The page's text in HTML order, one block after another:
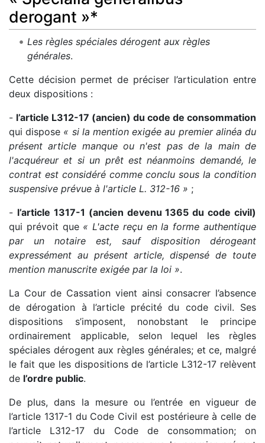
derogant »*
Les règles spéciales dérogent aux règles
générales.
Cette décision permet de préciser l’articulation entre
deux dispositions :
- l’article L312-17 (ancien) du code de consommation
qui dispose « si la mention exigée au premier alinéa du
présent article manque ou n'est pas de la main de
l'acquéreur et si un prêt est néanmoins demandé, le
contrat est considéré comme conclu sous la condition
suspensive prévue à l'article L. 312-16 » ;
- l’article 1317-1 (ancien devenu 1365 du code civil)
qui prévoit que « L'acte reçu en la forme authentique
par un notaire est, sauf disposition dérogeant
expressément au présent article, dispensé de toute
mention manuscrite exigée par la loi ».
La Cour de Cassation vient ainsi consacrer l’absence
de dérogation à l’article précité du code civil. Ses
dispositions s’imposent, nonobstant le principe
ordinairement applicable, selon lequel les règles
spéciales dérogent aux règles générales; et ce, malgré
le fait que les dispositions de l’article L312-17 relèvent
de l’ordre public.
De plus, dans la mesure ou l’entrée en vigueur de
l’article 1317-1 du Code Civil est postérieure à celle de
l’article L312-17 du Code de consommation; on